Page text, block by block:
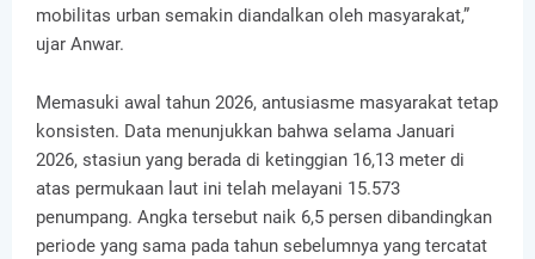
mobilitas urban semakin diandalkan oleh masyarakat,”
ujar Anwar.
Memasuki awal tahun 2026, antusiasme masyarakat tetap
konsisten. Data menunjukkan bahwa selama Januari
2026, stasiun yang berada di ketinggian 16,13 meter di
atas permukaan laut ini telah melayani 15.573
penumpang. Angka tersebut naik 6,5 persen dibandingkan
periode yang sama pada tahun sebelumnya yang tercatat